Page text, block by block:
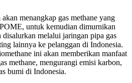
menangkap gas methane yang
untuk kemudian dimurnikan
disalurkan melalui jaringan pipa gas
lainnya ke pelanggan di Indonesia.
ini akan memberikan manfaat
methane, mengurangi emisi karbon,
bumi di Indonesia.